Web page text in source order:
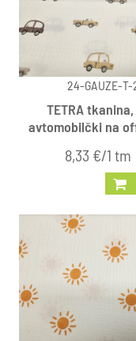
24-GAUZE-T-
TETRA
avtomobilčki na
8,33 €/1 tm